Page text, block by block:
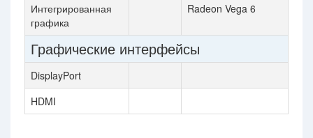
Интегрированная
графика
Radeon Vega 6
Графические интерфейсы
DisplayPort
HDMI